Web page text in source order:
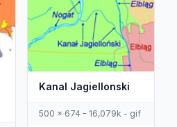
Kanal Jagiellonski
500 x 674 - 16,079k - gif